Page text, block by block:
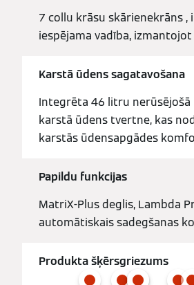
7 collu krāsu skārienekrāns ,
iespējama vadība,
Karstā ūdens sagatavošana
Integrēta 46 litru nerūsējošā
karstā ūdens tvertne, kas
karstās ūdensapgādes
Papildu funkcijas
MatriX-Plus deglis, Lambda
automātiskais sadegšanas
Produkta šķērsgriezums